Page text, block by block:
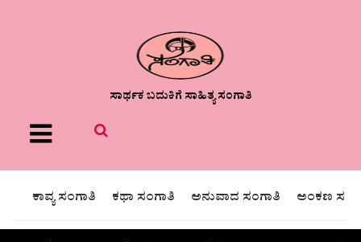
ಸಾರ್ಥಕ ಬದುಕಿಗೆ ಸಾಹಿತ್ಯ ಸಂಗಾತಿ
Menu
ಕಾವ್ಯ ಸಂಗಾತಿ ಕಥಾ ಸಂಗಾತಿ ಅನುವಾದ ಸಂಗಾತಿ ಅಂಕಣ